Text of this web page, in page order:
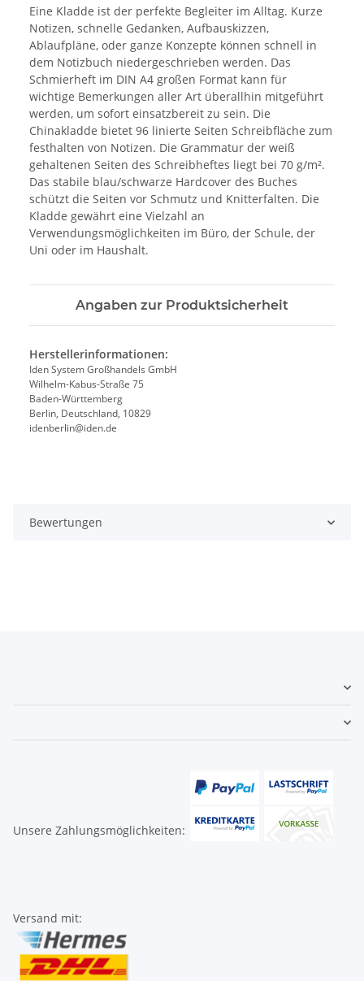
Eine Kladde ist der perfekte Begleiter im Alltag. Kurze
Notizen, schnelle Gedanken, Aufbauskizzen,
Ablaufpläne, oder ganze Konzepte können schnell in
dem Notizbuch niedergeschrieben werden. Das
Schmierheft im DIN A4 großen Format kann für
wichtige Bemerkungen aller Art überallhin mitgeführt
werden, um sofort einsatzbereit zu sein. Die
Chinakladde bietet 96 linierte Seiten Schreibfläche zum
festhalten von Notizen. Die Grammatur der weiß
gehaltenen Seiten des Schreibheftes liegt bei 70 g/m².
Das stabile blau/schwarze Hardcover des Buches
schützt die Seiten vor Schmutz und Knitterfalten. Die
Kladde gewährt eine Vielzahl an
Verwendungsmöglichkeiten im Büro, der Schule, der
Uni oder im Haushalt.
Angaben zur Produktsicherheit
Herstellerinformationen:
Iden System Großhandels GmbH
Wilhelm-Kabus-Straße 75
Baden-Württemberg
Berlin, Deutschland, 10829
idenberlin@iden.de
Bewertungen
Unsere Zahlungsmöglichkeiten:
Versand mit: